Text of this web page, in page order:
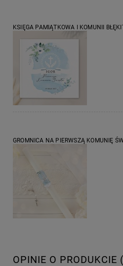
KSIĘGA PAMIĄTKOWA I KOMUNII
GROMNICA NA PIERWSZĄ KOMUNIĘ
OPINIE O PRODUKCIE